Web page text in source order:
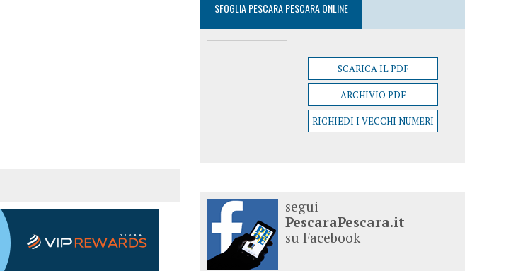
SFOGLIA PESCARA PESCARA ONLINE
SCARICA IL PDF
ARCHIVIO PDF
RICHIEDI I VECCHI NUMERI
segui
PescaraPescara.it
su Facebook